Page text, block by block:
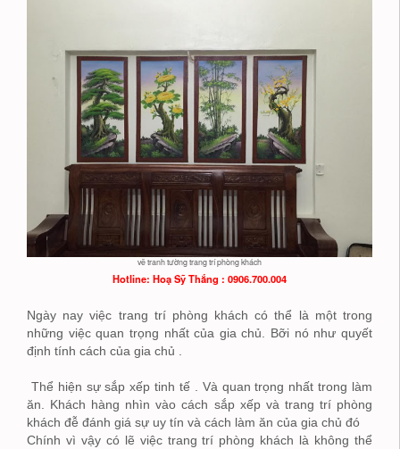
vẽ tranh tường trang trí phòng khách
Hotline: HoạSỹ Thắng : 0906.700.004
Ngày nay việc trang trí phòng khách có thể là một trong
những việc quan trọng nhất của gia chủ. Bỡi nó như quyết
định tính cách của gia chủ .
Thể hiện sự sắp xếp tinh tế . Và quan trọng nhất trong làm
ăn. Khách hàng nhìn vào cách sắp xếp và trang trí phòng
khách đễ đánh giá sự uy tín và cách làm ăn của gia chủ đó
Chính vì vậy có lẽ việc trang trí phòng khách là không thể